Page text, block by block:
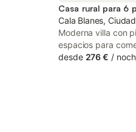
Casa rural para 6
Cala Blanes,
Moderna villa con
espacios para
desde 276 € /